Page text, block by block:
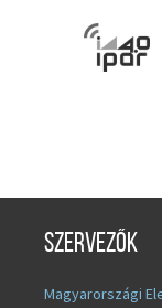
Szervezők
Magyarországi